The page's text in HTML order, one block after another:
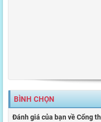
BÌNH CHỌN
Đánh giá của bạn về Cổng